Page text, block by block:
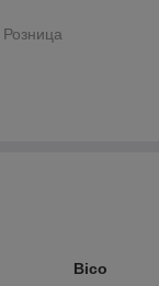
Розница
Bico